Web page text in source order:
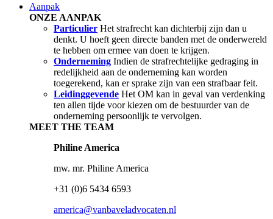
Aanpak
ONZE AANPAK
Particulier Het strafrecht kan dichterbij zijn dan u
denkt. U hoeft geen directe banden met de onderwereld
te hebben om ermee van doen te krijgen.
Onderneming Indien de strafrechtelijke gedraging in
redelijkheid aan de onderneming kan worden
toegerekend, kan er sprake zijn van een strafbaar feit.
Leidinggevende Het OM kan in geval van verdenking
ten allen tijde voor kiezen om de bestuurder van de
onderneming persoonlijk te vervolgen.
MEET THE TEAM
Philine America
mw. mr. Philine America
+31 (0)6 5434 6593
america@vanbaveladvocaten.nl